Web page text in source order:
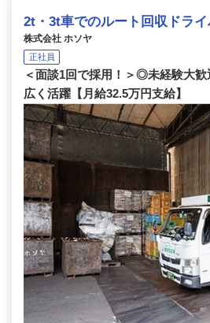
2t・3t車でのルート回収ドラ
株式会社 ホソヤ
正社員
＜面談1回で採用！＞◎未経験大
広く活躍【月給32.5万円支給】